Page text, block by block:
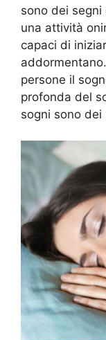
sono dei segni
una attività
capaci di
persone il
profonda del
sogni sono dei